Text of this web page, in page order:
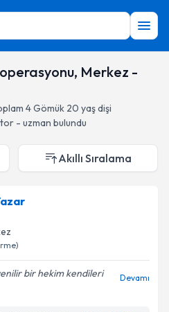
Merkez -
4Gömük 20 yaş dişi
- uzman bulundu
Akıllı Sıralama
bir hekim kendileri
Devamı